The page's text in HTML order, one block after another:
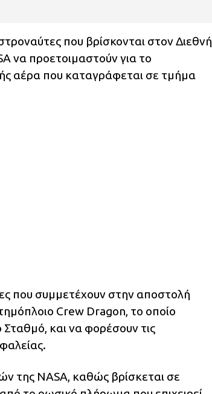
που βρίσκονται στον Διεθνή
να προετοιμαστούν για το
αέρα που καταγράφεται σε τμήμα
που συμμετέχουν στην αποστολή
Crew Dragon, το οποίο
και να φορέσουν τις
της NASA, καθώς βρίσκεται σε